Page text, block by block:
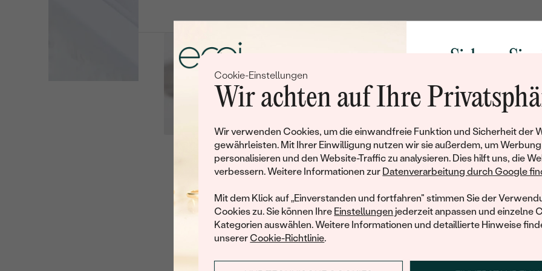
Cookie-Einstellungen
Wir achten auf Ihre
Wir verwenden Cookies, um die einwandfreie Funktion und Sicherheit der
gewährleisten. Mit Ihrer Einwilligung nutzen wir sie außerdem, um Werbung
personalisieren und den Website-Traffic zu analysieren. Dies hilft uns, die
verbessern. Weitere Informationen zur Datenverarbeitung durch Google
Mit dem Klick auf „Einverstanden und fortfahren" stimmen Sie der
Cookies zu. Sie können Ihre Einstellungen jederzeit anpassen und einzelne
Kategorien auswählen. Weitere Informationen und detaillierte Hinweise
unserer Cookie-Richtlinie.
KARATGEWICHT:
FARBE:
HERKUNFT:
Leider hat dieses Schmuckstück bereits seinen Besitzer
informiert werden möchten, hinterlassen Sie uns bitte Ihre E-
E-Mail
Sichern Sie
Rabatt auf
Werden Sie Teil
und entdecken Sie die
gefertigten Schmucks
Ihren ersten